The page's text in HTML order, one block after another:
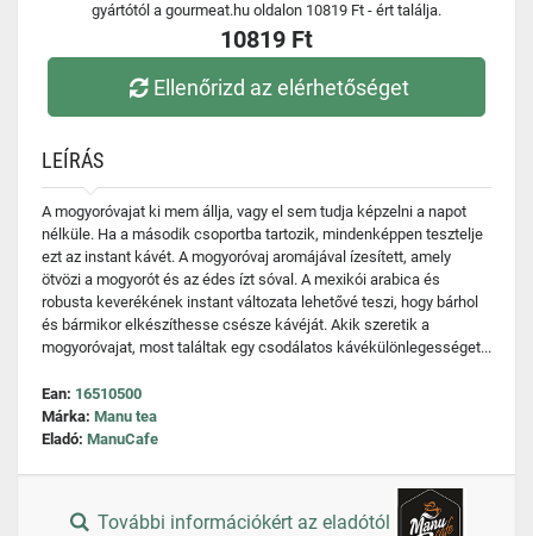
gyártótól a gourmeat.hu oldalon 10819 Ft - ért találja.
10819 Ft
Ellenőrizd az elérhetőséget
LEÍRÁS
A mogyoróvajat ki mem állja, vagy el sem tudja képzelni a napot
nélküle. Ha a második csoportba tartozik, mindenképpen tesztelje
ezt az instant kávét. A mogyoróvaj aromájával ízesített, amely
ötvözi a mogyorót és az édes ízt sóval. A mexikói arabica és
robusta keverékének instant változata lehetővé teszi, hogy bárhol
és bármikor elkészíthesse csésze kávéját. Akik szeretik a
mogyoróvajat, most találtak egy csodálatos kávékülönlegességet...
Ean: 16510500
Márka: Manu tea
Eladó: ManuCafe
További információkért az eladótól